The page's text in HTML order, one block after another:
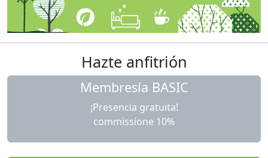
Hazte anfitrión
Membresía BASIC
¡Presencia gratuita!
commissione 10%